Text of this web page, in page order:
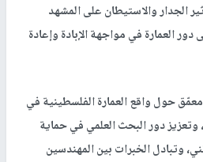
الجدار والاستيطان على المشهد
العمارة في مواجهة الإبادة وإعادة
حول واقع العمارة الفلسطينية في
دور البحث العلمي في حماية
وتبادل الخبرات بين المهندسين